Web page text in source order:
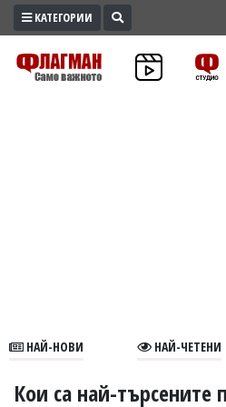
ПРОМО
ЗОНА
В
КАТЕГОРИИ
НАЙ-НОВИ НАЙ-ЧЕТЕНИ
Кои са най-търсените